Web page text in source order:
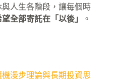
人生各階段，讓每個時
全部寄託在「以後」 。
機漫步理論與長期投資思